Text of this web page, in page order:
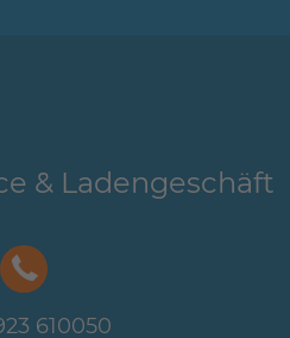
& Ladengeschäft
610050